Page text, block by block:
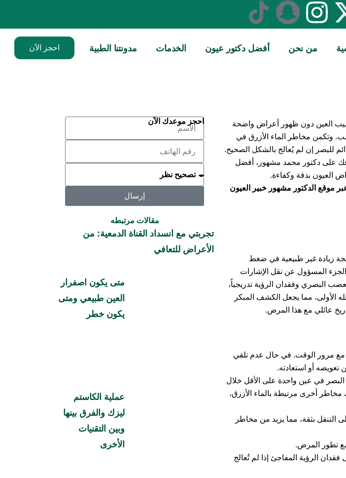
X
-
t
t
t
e
I
n
s
g
r
a
S
n
h
a
t
من نحن أفضل دكتور عيون الخدمات مدونتنا الطبية احجز الآن
احجز موعدك الآن
Name
phone
الخدمة
المطلوبة
إرسال
مقالات مرتبطه
تجربتي مع انسداد القناة الدمعية: من
الأعراض للتعافي
متى يكون اصفرار
العين طبيعي ومتى
يكون خطر
عملية الكاستم
ليزك والفرق بينها
وبين التقنيات
الأخرى
تُصيب العين دون ظهور أعراض واضحة
وتكمن مخاطر الماء الأزرق في
للبصر إن لم يُعالج بالشكل الصحيح.
على دكتور محمد مشهور، أفضل
العيون بدقة وكفاءة.
موقع الدكتور مشهور خبير العيون
زيادة غير طبيعية في ضغط
المسؤول عن نقل الإشارات
البصري وفقدان الرؤية تدريجياً،
الأولى، مما يجعل الكشف المبكر
عائلي مع هذا المرض.
مع مرور الوقت. في حال عدم تلقي
تعويضه أو استعادته.
معرضين لفقدان البصر في عين واحدة على الأقل خلال
مخاطر أخرى مرتبطة بالماء الأزرق،
التنقل بثقة، مما يزيد من مخاطر
تطور المرض.
فقدان الرؤية المفاجئ إذا لم تُعالج